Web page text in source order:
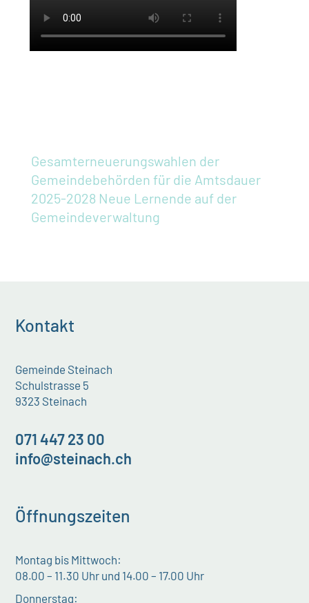
Gesamterneuerungswahlen der
Gemeindebehörden für die Amtsdauer
2025-2028 Neue Lernende auf der
Gemeindeverwaltung
Kontakt
Gemeinde Steinach
Schulstrasse 5
9323 Steinach
071 447 23 00
info@steinach.ch
Öffnungszeiten
Montag bis Mittwoch:
08.00 – 11.30 Uhr und 14.00 – 17.00 Uhr
Donnerstag: